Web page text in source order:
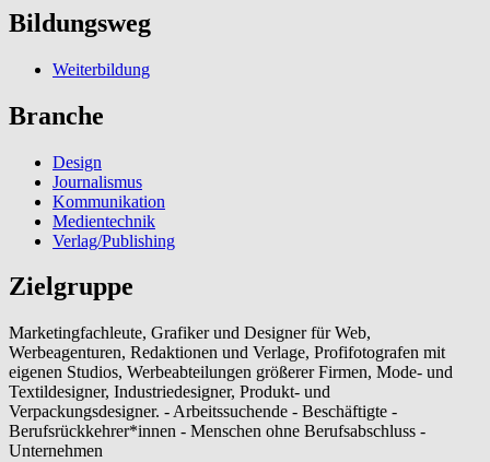
Bildungsweg
Weiterbildung
Branche
Design
Journalismus
Kommunikation
Medientechnik
Verlag/Publishing
Zielgruppe
Marketingfachleute, Grafiker und Designer für Web,
Werbeagenturen, Redaktionen und Verlage, Profifotografen mit
eigenen Studios, Werbeabteilungen größerer Firmen, Mode- und
Textildesigner, Industriedesigner, Produkt- und
Verpackungsdesigner. - Arbeitssuchende - Beschäftigte -
Berufsrückkehrer*innen - Menschen ohne Berufsabschluss -
Unternehmen